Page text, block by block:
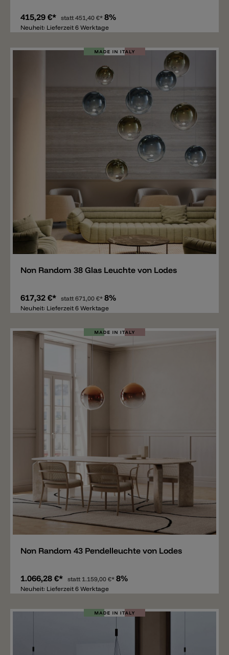
415,29 €* statt451,40 €* 8%
Neuheit: Lieferzeit 6 Werktage
Merken
Non Random 38 Glas Leuchte von Lodes
617,32 €* statt671,00 €* 8%
Neuheit: Lieferzeit 6 Werktage
Merken
Non Random 43 Pendelleuchte von Lodes
1.066,28 €* statt 1.159,00 €* 8%
Neuheit: Lieferzeit 6 Werktage